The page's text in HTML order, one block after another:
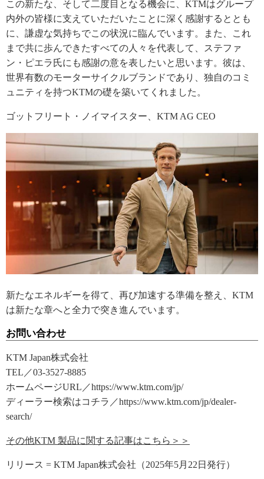
この新たな、そして二度目となる機会に、KTMはグループ
内外の皆様に支えていただいたことに深く感謝するととも
に、謙虚な気持ちでこの状況に臨んでいます。また、これ
まで共に歩んできたすべての人々を代表して、ステファ
ン・ピエラ氏にも感謝の意を表したいと思います。彼は、
世界有数のモーターサイクルブランドであり、独自のコミ
ュニティを持つKTMの礎を築いてくれました。
ゴットフリート・ノイマイスター、KTM AG CEO
新たなエネルギーを得て、再び加速する準備を整え、KTM
は新たな章へと全力で突き進んでいます。
お問い合わせ
KTM Japan株式会社
TEL／03-3527-8885
ホームページURL／https://www.ktm.com/jp/
ディーラー検索はコチラ／https://www.ktm.com/jp/dealer-
search/
その他KTM 製品に関する記事はこちら＞＞
リリース = KTM Japan株式会社（2025年5月22日発行）